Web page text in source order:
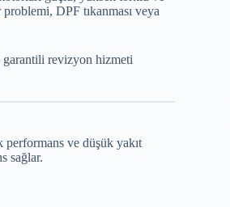
DPF tıkanması veya
garantili revizyon hizmeti
ve düşük yakıt
sağlar.